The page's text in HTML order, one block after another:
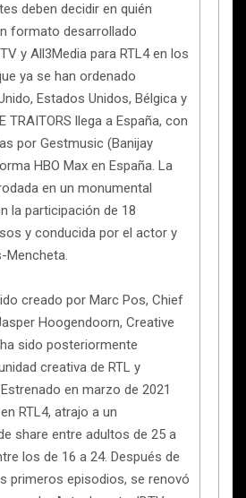
deben decidir en quién
formato desarrollado
y All3Media para RTL4 en los
ya se han ordenado
Estados Unidos, Bélgica y
TRAITORS llega a España, con
por Gestmusic (Banijay
HBO Max en España. La
en un monumental
la participación de 18
y conducida por el actor y
Mencheta.
creado por Marc Pos, Chief
Hoogendoorn, Creative
sido posteriormente
creativa de RTL y
en marzo de 2021
RTL4, atrajo a un
share entre adultos de 25 a
los de 16 a 24. Después de
primeros episodios, se renovó